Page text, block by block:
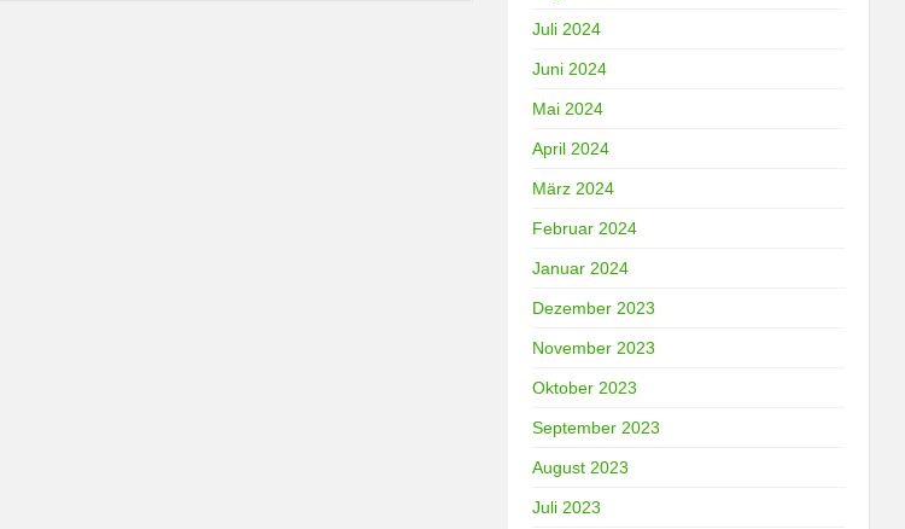
Juli 2024
Juni 2024
Mai 2024
April 2024
März 2024
Februar 2024
Januar 2024
Dezember 2023
November 2023
Oktober 2023
September 2023
August 2023
Juli 2023